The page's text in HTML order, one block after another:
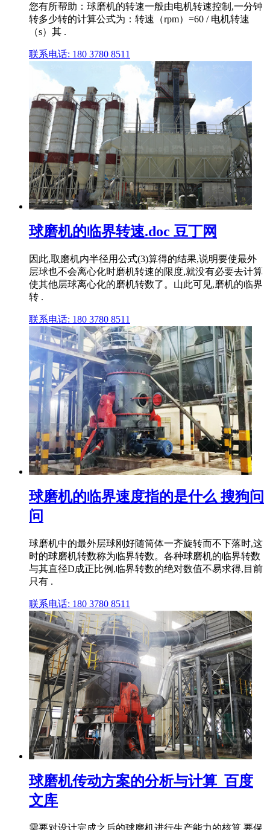
您有所帮助：球磨机的转速一般由电机转速控制,一分钟
转多少转的计算公式为：转速（rpm）=60 / 电机转速
（s）其 .
联系电话: 180 3780 8511
球磨机的临界转速.doc 豆丁网
因此,取磨机内半径用公式(3)算得的结果,说明要使最外
层球也不会离心化时磨机转速的限度,就没有必要去计算
使其他层球离心化的磨机转数了。山此可见,磨机的临界
转 .
联系电话: 180 3780 8511
球磨机的临界速度指的是什么 搜狗问
问
球磨机中的最外层球刚好随筒体一齐旋转而不下落时,这
时的球磨机转数称为临界转数。各种球磨机的临界转数
与其直径D成正比例,临界转数的绝对数值不易求得,目前
只有 .
联系电话: 180 3780 8511
球磨机传动方案的分析与计算_百度
文库
需要对设计完成之后的球磨机进行生产能力的核算,要保